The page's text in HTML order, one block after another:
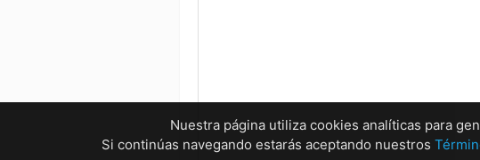
Nuestra página utiliza cookies analíticas para
Si continúas navegando estarás aceptando nuestros